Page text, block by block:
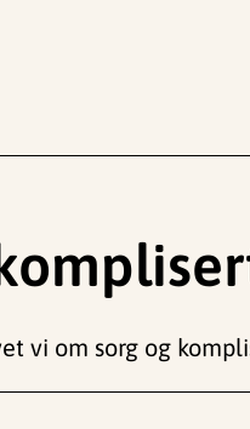
vi om sorg og